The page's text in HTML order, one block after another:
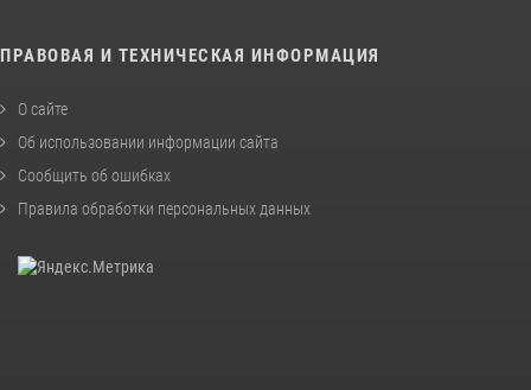
ПРАВОВАЯ И ТЕХНИЧЕСКАЯ ИНФОРМАЦИЯ
О сайте
Об использовании информации сайта
Сообщить об ошибках
Правила обработки персональных данных